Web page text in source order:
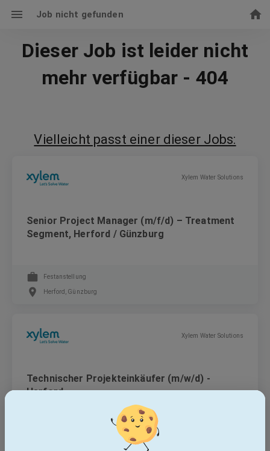
Job nicht gefunden
Dieser Job ist leider nicht
mehr verfügbar - 404
Vielleicht passt einer dieser Jobs:
Xylem Water Solutions
Senior Project Manager (m/f/d) – Treatment
Segment, Herford / Günzburg
Festanstellung
Herford, Günzburg
Xylem Water Solutions
Technischer Projekteinkäufer (m/w/d) -
Herford